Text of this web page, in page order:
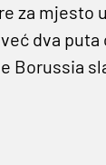
za mjesto
dva puta
Borussia